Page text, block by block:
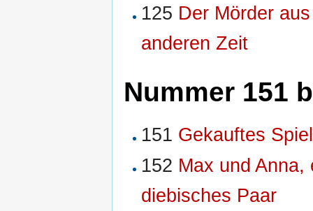
125 Der Mörder
anderen Zeit
Nummer 151
151 Gekauftes Spiel
152 Max und Anna,
diebisches Paar